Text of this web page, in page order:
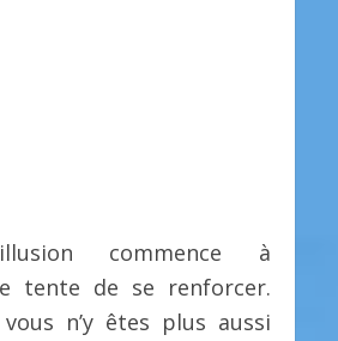
commence à
tente de se renforcer.
n’y êtes plus aussi